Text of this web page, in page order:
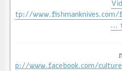
http://
http://www.facebook.com/